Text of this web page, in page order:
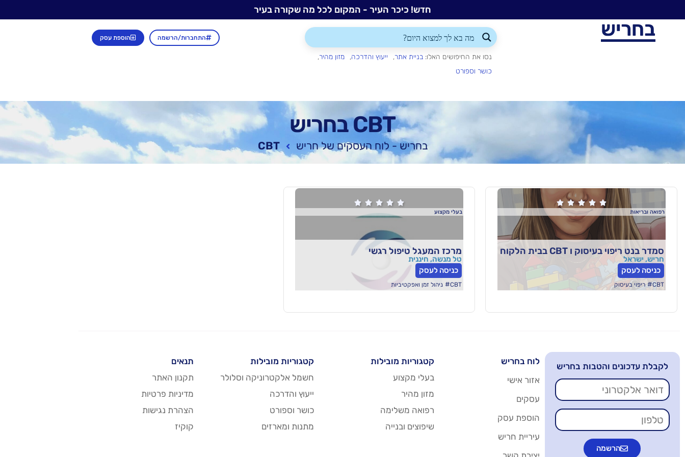
חדש! כיכר העיר - המקום לכל מה שקורה בעיר
בחריש
נסו את החיפושים האלו: בניית אתר ייעוץ והדרכה
מזון מהיר
כושר וספורט
התחברות/הרשמה הוספת עסק
CBT בחריש
בחריש - לוח העסקים של חריש CBT





רפואה ובריאות
סמדר בנט ריפוי בעיסוק ו CBT בבית הלקוח
חריש, ישראל
כניסה לעסק
CBT
# ריפוי בעיסוק





בעלי מקצוע
מרכז המעגל טיפול רגשי
טל מנשה, חיננית
כניסה לעסק
CBT
# ניהול זמן ואפקטיביות
לקבלת עדכונים והטבות בחריש
הרשמה
לוח בחריש
אזור אישי
עסקים
הוספת עסק
עיריית חריש
קטגוריות מובילות
בעלי מקצוע
מזון מהיר
רפואה משלימה
שיפוצים ובנייה
קטגוריות מובילות
חשמל אלקטרוניקה וסלולר
ייעוץ והדרכה
כושר וספורט
מתנות ומארזים
תנאים
תקנון האתר
מדיניות פרטיות
הצהרת נגישות
קוקיז